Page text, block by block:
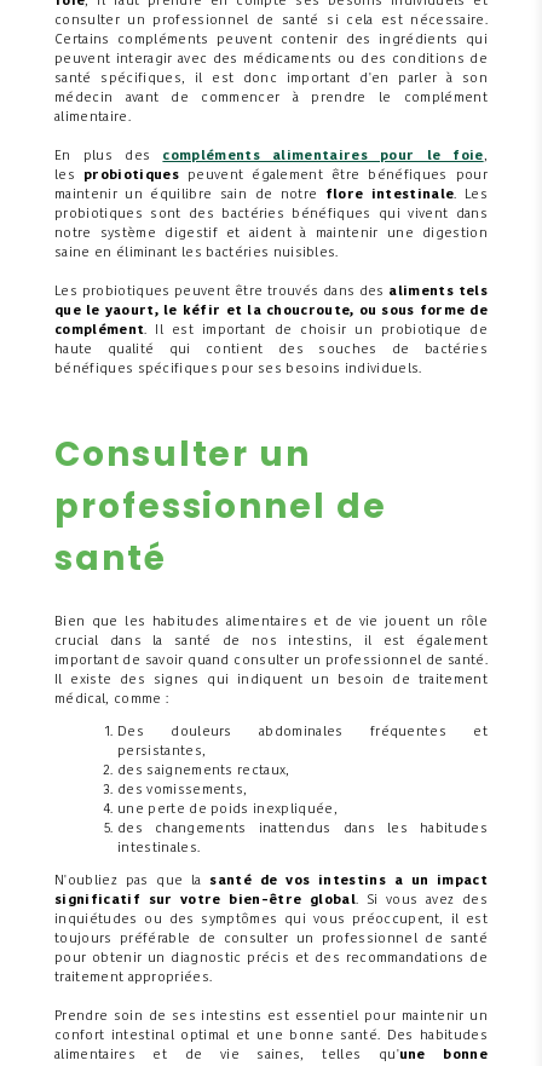
consulter un professionnel de santé si cela est nécessaire.
Certains compléments peuvent contenir des ingrédients qui
peuvent interagir avec des médicaments ou des conditions de
santé spécifiques, il est donc important d'en parler à son
médecin avant de commencer à prendre le complément
alimentaire.
En plus des compléments alimentaires pour le foie,
les probiotiquespeuvent également être bénéfiques pour
maintenir un équilibre sain de notre
flore intestinale. Les
probiotiques sont des bactéries bénéfiques qui vivent dans
notre système digestif et aident à maintenir une digestion
saine en éliminant les bactéries nuisibles.
Les probiotiques peuvent être trouvés dans des aliments tels
que le yaourt, le kéfir et la choucroute, ou sous forme de
complément. Il est important de choisir un probiotique de
haute qualité qui contient des souches de bactéries
bénéfiques spécifiques pour ses besoins individuels.
Consulter un
professionnel de
santé
Bien que les habitudes alimentaires et de vie jouent un rôle
crucial dans la santé de nos intestins, il est également
important de savoir quand consulter un professionnel de santé.
Il existe des signes qui indiquent un besoin de traitement
médical, comme :
Des douleurs abdominales fréquentes et
persistantes,
des saignements rectaux,
des vomissements,
une perte de poids inexpliquée,
des changements inattendus dans les habitudes
intestinales.
N'oubliez pas que lasanté de vos intestins a un impact
significatif sur votre bien-être global. Si vous avez des
inquiétudes ou des symptômes qui vous préoccupent, il est
toujours préférable de consulter un professionnel de santé
pour obtenir un diagnostic précis et des recommandations de
traitement appropriées.
Prendre soin de ses intestins est essentiel pour maintenir un
confort intestinal optimal et une bonne santé. Des habitudes
alimentaires et de vie saines, telles qu'une bonne